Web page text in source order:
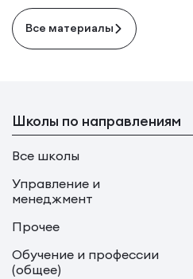
Все материалы
Школы по направлениям
Все школы
Управление и
менеджмент
Прочее
Обучение и профессии
(общее)